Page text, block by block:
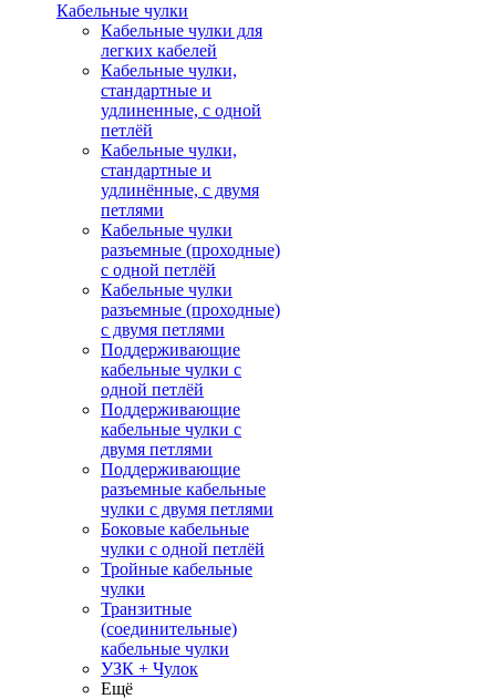
Кабельные чулки
Кабельные чулки для
легких кабелей
Кабельные чулки,
стандартные и
удлиненные, с одной
петлёй
Кабельные чулки,
стандартные и
удлинённые, с двумя
петлями
Кабельные чулки
разъемные (проходные)
с одной петлёй
Кабельные чулки
разъемные (проходные)
с двумя петлями
Поддерживающие
кабельные чулки с
одной петлёй
Поддерживающие
кабельные чулки с
двумя петлями
Поддерживающие
разъемные кабельные
чулки с двумя петлями
Боковые кабельные
чулки с одной петлёй
Тройные кабельные
чулки
Транзитные
(соединительные)
кабельные чулки
УЗК + Чулок
Ещё